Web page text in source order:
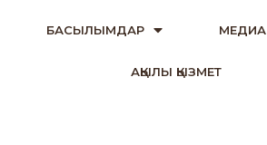
БАСЫЛЫМДАР МЕДИА
АҚЫЛЫ ҚЫЗМЕТ